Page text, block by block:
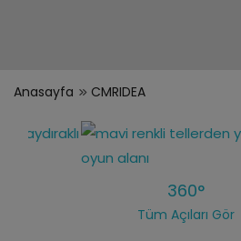
Anasayfa CMRIDEA
360°
Tüm Açıları Gör